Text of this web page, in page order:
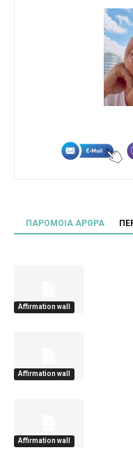
ΠΑΡΟΜΟΙΑ ΑΡΘΡΑ
Affirmation wall
Affirmation wall
Affirmation wall